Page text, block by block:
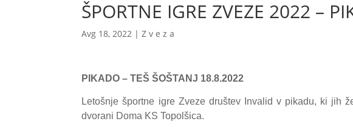
ŠPORTNE IGRE ZVEZE 2022 –
Avg 18, 2022 |Z v e z a
PIKADO – TEŠ ŠOŠTANJ 18.8.2022
Letošnje športne igre Zveze društev Invalid v pikadu, ki jih
dvorani Doma KS Topolšica.